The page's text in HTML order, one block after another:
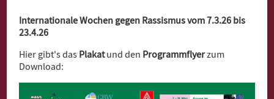
Internationale Wochen gegen Rassismus vom 7.3.26 bis
23.4.26
Hier gibt's das Plakatund den Programmflyerzum
Download: